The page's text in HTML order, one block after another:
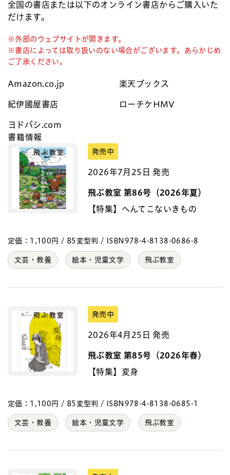
全国の書店または以下のオンライン書店からご購入いた
だけます。
※外部のウェブサイトが開きます。
※書店によっては取り扱いのない場合がございます。あらかじめ
ご了承ください。
Amazon.co.jp 楽天ブックス
紀伊國屋書店 ローチケHMV
ヨドバシ.com
書籍情報
発売中
2026年7月25日 発売
飛ぶ教室 第86号（2026年夏）
【特集】へんてこないきもの
定価：1,100円 / B5変型判 / ISBN978-4-8138-0686-8
文芸・教養 絵本・児童文学 飛ぶ教室
発売中
2026年4月25日 発売
飛ぶ教室 第85号（2026年春）
【特集】変身
定価：1,100円 / B5変型判 / ISBN978-4-8138-0685-1
文芸・教養 絵本・児童文学 飛ぶ教室